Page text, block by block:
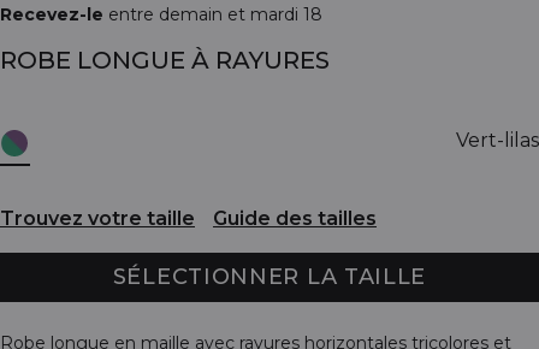
Recevez-le entre demain et mardi 18
ROBE LONGUE À RAYURES
Vert-lilas
Trouvez votre taille Guide des tailles
SÉLECTIONNER LA TAILLE
Robe longue en maille avec rayures horizontales tricolores et